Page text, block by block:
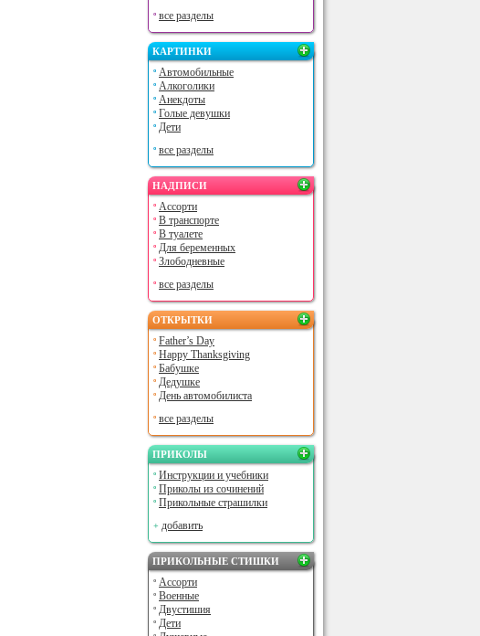
все разделы
КАРТИНКИ
Автомобильные
Алкоголики
Анекдоты
Голые девушки
Дети
все разделы
НАДПИСИ
Ассорти
В транспорте
В туалете
Для беременных
Злободневные
все разделы
ОТКРЫТКИ
Father’s Day
Happy Thanksgiving
Бабушке
Дедушке
День автомобилиста
все разделы
ПРИКОЛЫ
Инструкции и учебники
Приколы из сочинений
Прикольные страшилки
добавить
ПРИКОЛЬНЫЕ СТИШКИ
Ассорти
Военные
Двустишия
Дети